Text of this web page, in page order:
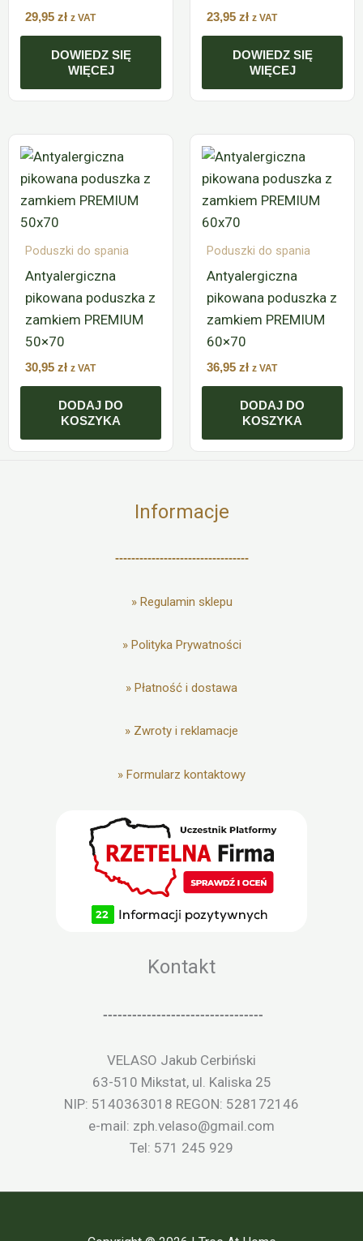
29,95 zł z VAT
DOWIEDZ SIĘ
WIĘCEJ
23,95 zł z VAT
DOWIEDZ SIĘ
WIĘCEJ
Poduszki do spania
Antyalergiczna
pikowana poduszka z
zamkiem PREMIUM
50×70
30,95 zł z VAT
DODAJ DO
KOSZYKA
Poduszki do spania
Antyalergiczna
pikowana poduszka z
zamkiem PREMIUM
60×70
36,95 zł z VAT
DODAJ DO
KOSZYKA
Informacje
---------------------------------
» Regulamin sklepu
» Polityka Prywatności
» Płatność i dostawa
» Zwroty i reklamacje
» Formularz kontaktowy
Kontakt
---------------------------------
VELASO Jakub Cerbiński
63-510 Mikstat, ul. Kaliska 25
NIP: 5140363018 REGON: 528172146
e-mail: zph.velaso@gmail.com
Tel: 571 245 929